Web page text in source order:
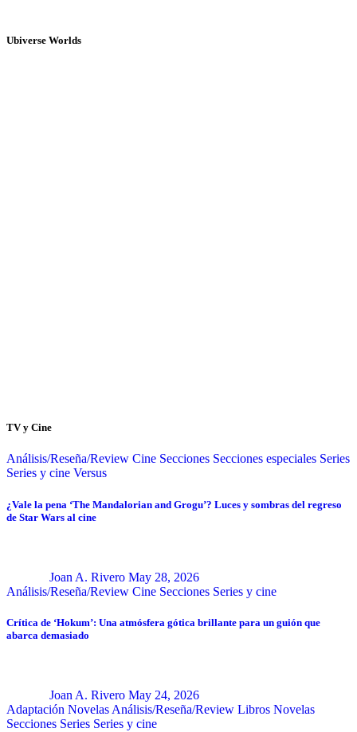
Ubiverse Worlds
TV y Cine
Análisis/Reseña/Review Cine Secciones Secciones especiales Series
Series y cine Versus
¿Vale la pena ‘The Mandalorian and Grogu’? Luces y sombras del regreso
de Star Wars al cine
Joan A. Rivero May 28, 2026
Análisis/Reseña/Review Cine Secciones Series y cine
Crítica de ‘Hokum’: Una atmósfera gótica brillante para un guión que
abarca demasiado
Joan A. Rivero May 24, 2026
Adaptación Novelas Análisis/Reseña/Review Libros Novelas
Secciones Series Series y cine